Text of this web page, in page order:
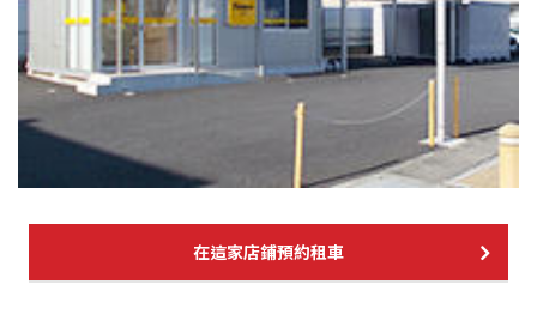
在這家店鋪預約租車